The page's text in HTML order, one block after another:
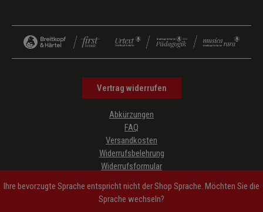
Vertrag widerrufen
Abkürzungen
FAQ
Versandkosten
Widerrufsbelehrung
Widerrufsformular
AGB
Impressum
Ihre bevorzugte Sprache entspricht nicht der Shop Sprache. Möchten Sie die
Sprache wechseln?